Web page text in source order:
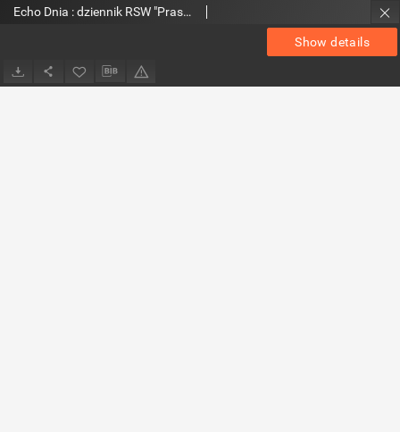
Show details
Echo Dnia : dziennik RSW "Prasa-Książka-Ruch" 1980, R.10, nr 2